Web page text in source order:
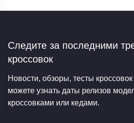
Следите за последними
кроссовок
Новости, обзоры, тесты
можете узнать даты релизов
кроссовками или кедами.